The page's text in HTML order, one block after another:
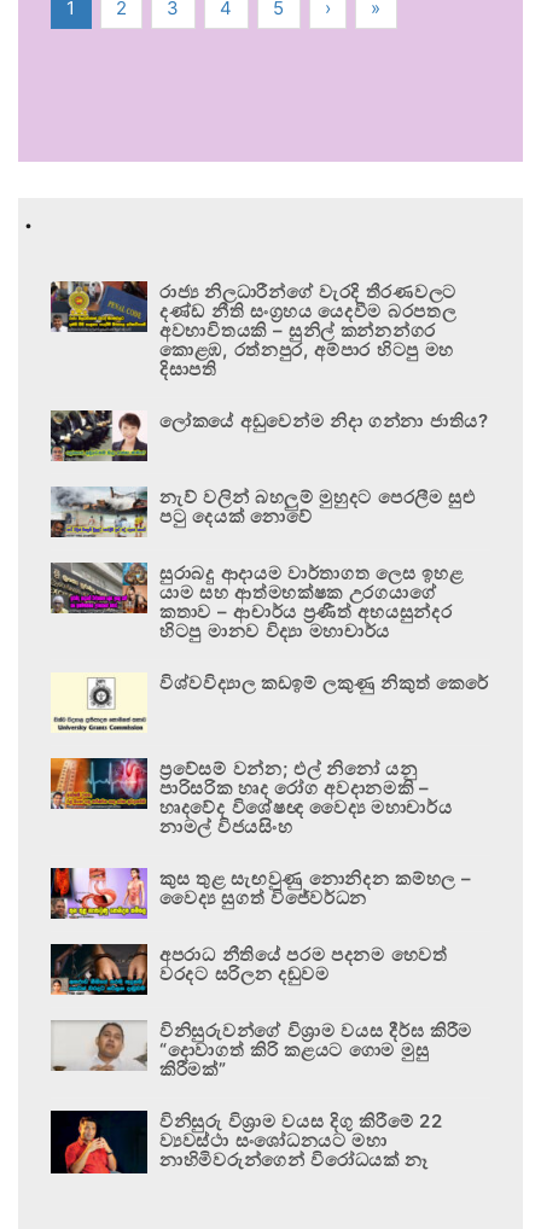
1 2 3 4 5 › »
.
රාජ්‍ය නිලධාරීන්ගේ වැරදි තීරණවලට
දණ්ඩ නීති සංග්‍රහය යෙදවීම බරපතල
අවභාවිතයකි – සුනිල් කන්නන්ගර
කොළඹ, රත්නපුර, අම්පාර හිටපු මහ
දිසාපති
ලෝකයේ අඩුවෙන්ම නිදා ගන්නා ජාතිය?
නැව් වලින් බහලුම් මුහුදට පෙරලීම සුළු
පටු දෙයක් නොවේ
සුරාබදු ආදායම වාර්තාගත ලෙස ඉහළ
යාම සහ ආත්මභක්ෂක උරගයාගේ
කතාව – ආචාර්ය ප්‍රණීත් අභයසුන්දර
හිටපු මානව විද්‍යා මහාචාර්ය
විශ්වවිද්‍යාල කඩඉම් ලකුණු නිකුත් කෙරේ
ප්‍රවේසම් වන්න; එල් නිනෝ යනු
පාරිසරික හෘද රෝග අවදානමකි –
හෘදවේද විශේෂඥ වෛද්‍ය මහාචාර්ය
නාමල් විජයසිංහ
කුස තුළ සැඟවුණු නොනිදන කම්හල –
වෛද්‍ය සුගත් විජේවර්ධන
අපරාධ නීතියේ පරම පදනම හෙවත්
වරදට සරිලන දඬුවම
විනිසුරුවන්ගේ විශ්‍රාම වයස දීර්ඝ කිරීම
“දොවාගත් කිරි කළයට ගොම මුසු
කිරීමක්”
විනිසුරු විශ්‍රාම වයස දිගු කිරීමේ 22
ව්‍යවස්ථා සංශෝධනයට මහා
නාහිමිවරුන්ගෙන් විරෝධයක් නෑ